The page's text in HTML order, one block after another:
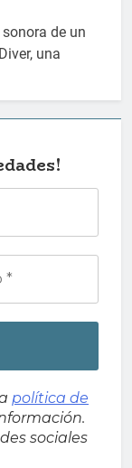
de un
una
política de
sociales